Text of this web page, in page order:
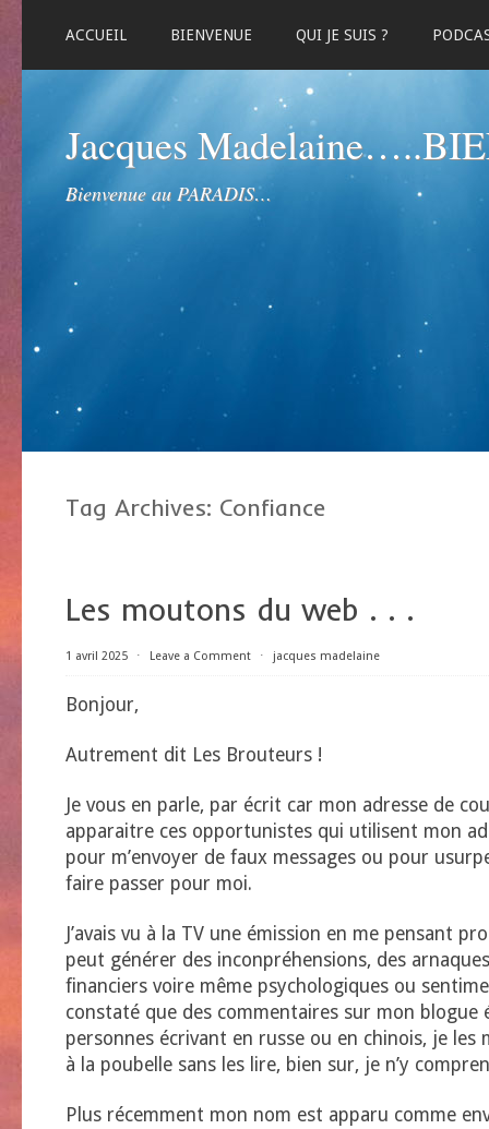
ACCUEIL BIENVENUE QUI JE SUIS ?
Jacques
Bienvenue au PARADIS…
Tag Archives: Confiance
Les moutons du web . . .
1 avril 2025 ⋅ Leave a Comment ⋅ jacques madelaine
Bonjour,
Autrement dit Les Brouteurs !
Je vous en parle, par écrit car mon adresse de
apparaitre ces opportunistes qui utilisent mon
pour m’envoyer de faux messages ou pour
faire passer pour moi.
J’avais vu à la TV une émission en me pensant
peut générer des inconpréhensions, des
financiers voire même psychologiques ou
constaté que des commentaires sur mon blogue
personnes écrivant en russe ou en chinois, je les
à la poubelle sans les lire, bien sur, je n’y
Plus récemment mon nom est apparu comme